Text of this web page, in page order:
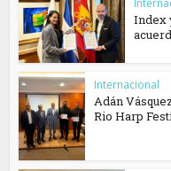
Index
Internacional
Adán
Rio Harp